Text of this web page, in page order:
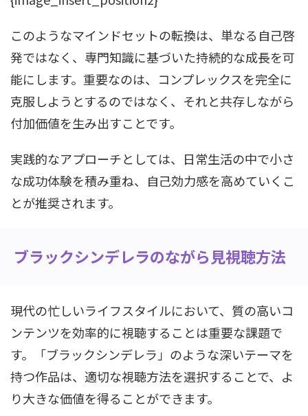
このようなマインドセットの転換は、単なる自己啓
発ではなく、専門知識に基づいた持続的な成長を可
能にします。重要なのは、コンプレックスを完全に
克服しようとするのではなく、それと共存しながら
付加価値を生み出すことです。
実践的なアプローチとしては、日常生活の中で小さ
な成功体験を積み重ね、自己効力感を高めていくこ
とが推奨されます。
ブラックシンデレラのながら見視聴方法
現代の忙しいライフスタイルにおいて、質の高いコ
ンテンツを効率的に視聴することは重要な課題で
す。「ブラックシンデレラ」のような深いテーマを
持つ作品は、適切な視聴方法を選択することで、よ
り大きな価値を得ることができます。